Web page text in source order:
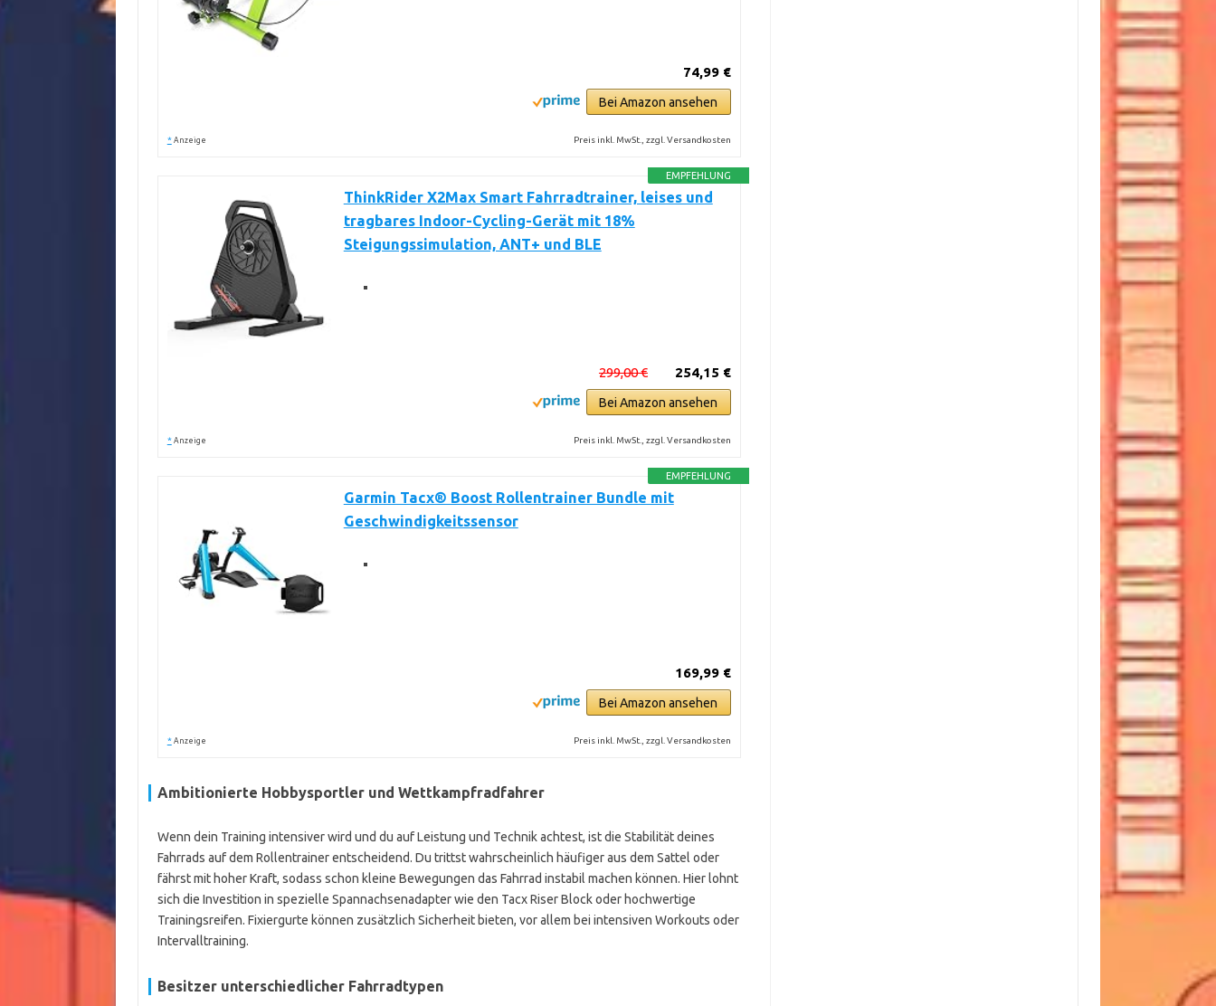
74,99 €
Bei Amazon ansehen
* Anzeige Preis inkl. MwSt., zzgl. Versandkosten
EMPFEHLUNG
ThinkRider X2Max Smart Fahrradtrainer, leises und
tragbares Indoor-Cycling-Gerät mit 18%
Steigungssimulation, ANT+ und BLE
254,15 €
299,00 €
Bei Amazon ansehen
* Anzeige Preis inkl. MwSt., zzgl. Versandkosten
EMPFEHLUNG
Garmin Tacx® Boost Rollentrainer Bundle mit
Geschwindigkeitssensor
169,99 €
Bei Amazon ansehen
* Anzeige Preis inkl. MwSt., zzgl. Versandkosten
Ambitionierte Hobbysportler und Wettkampfradfahrer
Wenn dein Training intensiver wird und du auf Leistung und Technik achtest, ist die Stabilität deines
Fahrrads auf dem Rollentrainer entscheidend. Du trittst wahrscheinlich häufiger aus dem Sattel oder
fährst mit hoher Kraft, sodass schon kleine Bewegungen das Fahrrad instabil machen können. Hier lohnt
sich die Investition in spezielle Spannachsenadapter wie den Tacx Riser Block oder hochwertige
Trainingsreifen. Fixiergurte können zusätzlich Sicherheit bieten, vor allem bei intensiven Workouts oder
Intervalltraining.
Besitzer unterschiedlicher Fahrradtypen